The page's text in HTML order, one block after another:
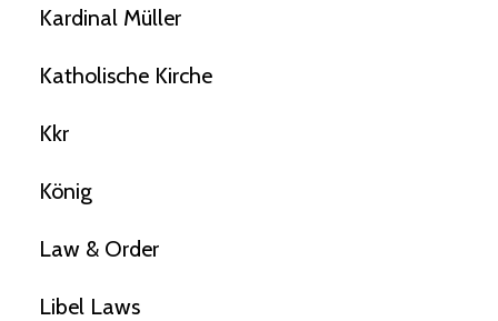
Kardinal Müller
Katholische Kirche
Kkr
König
Law & Order
Libel Laws